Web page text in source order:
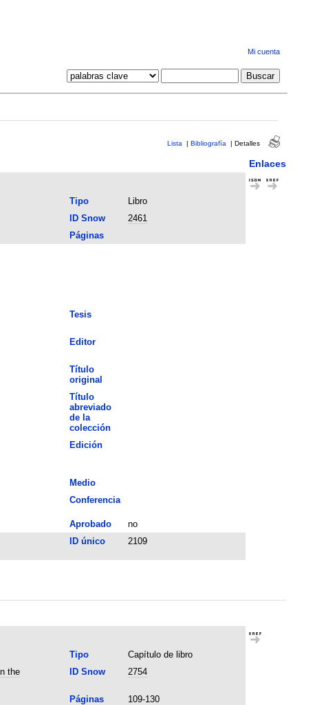
Mi cuenta
Lista | Bibliografía | Detalles
Enlaces
Tipo
Libro
ID Snow
2461
Páginas
Tesis
Editor
Título
original
Título
abreviado
de la
colección
Edición
Medio
Conferencia
Aprobado
no
ID único 2109
Tipo
Capítulo de libro
the
ID Snow 2754
Páginas
109-130